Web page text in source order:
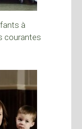
à
courantes